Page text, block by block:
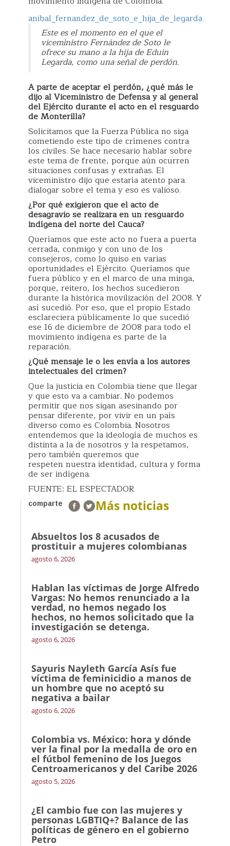
anibal_fernandez_de_soto_e_hija_de_legarda.jpg
Este es el momento en el que el
viceministro Fernández de Soto le
ofrece su mano a la hija de Eduin
Legarda, como una señal de perdón.
A parte de aceptar el perdón, ¿qué más le
dijo al Viceministro de Defensa y al general
del Ejército durante el acto en el resguardo
de Monterilla?
Solicitamos que la Fuerza Pública no siga
cometiendo este tipo de crímenes contra
los civiles. Se hace necesario hablar sobre
este tema de frente, porque aún ocurren
situaciones confusas y extrañas. El
viceministro dijo que estaría atento para
dialogar sobre el tema y eso es valioso.
¿Por qué exigieron que el acto de
desagravio se realizara en un resguardo
indígena del norte del Cauca?
Queríamos que este acto no fuera a puerta
cerrada, conmigo y con uno de los
consejeros, como lo quiso en varias
oportunidades el Ejército. Queríamos que
fuera público y en el marco de una minga,
porque, reitero, los hechos sucedieron
durante la histórica movilización del 2008. Y
así sucedió. Por eso, que el propio Estado
esclareciera públicamente lo que sucedió
ese 16 de diciembre de 2008 para todo el
movimiento indígena es parte de la
reparación.
¿Qué mensaje le o les envía a los autores
intelectuales del crimen?
Que la justicia en Colombia tiene que llegar
y que esto va a cambiar. No podemos
permitir que nos sigan asesinando por
pensar diferente, por vivir en un país
diverso como es Colombia. Nosotros
entendemos que la ideología de muchos es
distinta a la de nosotros y la respetamos,
pero también queremos que
respeten nuestra identidad, cultura y forma
de ser indígena.
FUENTE: EL ESPECTADOR
comparte Más noticias
Absueltos los 8 acusados de
prostituir a mujeres colombianas
agosto 6, 2026
Hablan las víctimas de Jorge Alfredo
Vargas: No hemos renunciado a la
verdad, no hemos negado los
hechos, no hemos solicitado que la
investigación se detenga.
agosto 6, 2026
Sayuris Nayleth García Asís fue
víctima de feminicidio a manos de
un hombre que no aceptó su
negativa a bailar
agosto 6, 2026
Colombia vs. México: hora y dónde
ver la final por la medalla de oro en
el fútbol femenino de los Juegos
Centroamericanos y del Caribe 2026
agosto 5, 2026
¿El cambio fue con las mujeres y
personas LGBTIQ+? Balance de las
políticas de género en el gobierno
Petro